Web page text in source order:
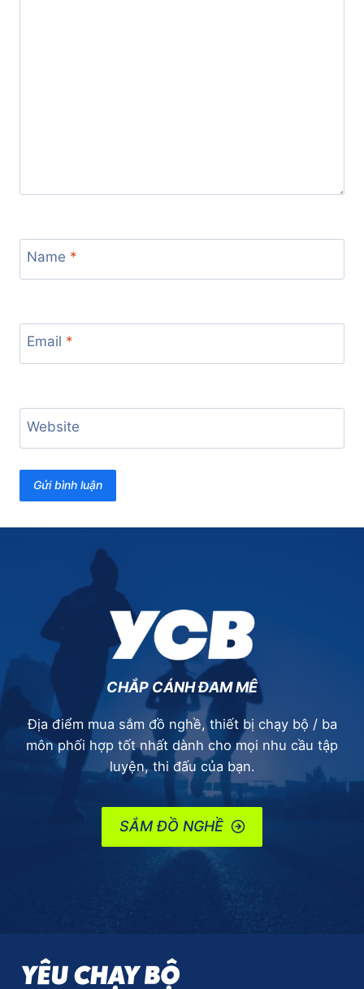
Name *
Email *
Website
CHẮP CÁNH ĐAM MÊ
Địa điểm mua sắm đồ nghề, thiết bị chạy bộ / ba
môn phối hợp tốt nhất dành cho mọi nhu cầu tập
luyện, thi đấu của bạn.
SẮM ĐỒ NGHỀ